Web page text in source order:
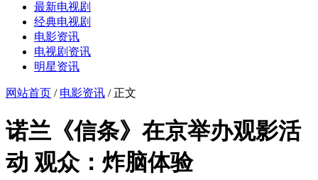
最新电视剧
经典电视剧
电影资讯
电视剧资讯
明星资讯
网站首页 / 电影资讯 / 正文
诺兰《信条》在京举办观影活
动 观众：炸脑体验